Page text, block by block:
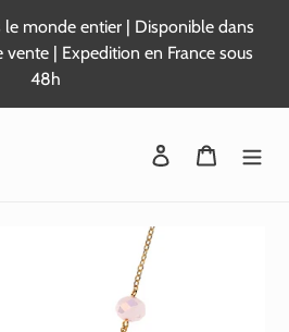
le monde entier | Disponible dans
| Expedition en France sous
48h
Se connecter
Panier